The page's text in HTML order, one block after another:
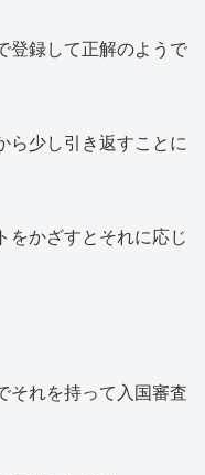
登録して正解のようで
ら少し引き返すことに
をかざすとそれに応じ
それを持って入国審査